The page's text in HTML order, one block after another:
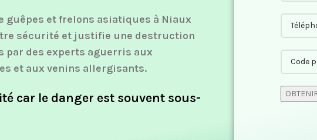
guêpes et frelons asiatiques à Niaux
sécurité et justifie une destruction
par des experts aguerris aux
et aux venins allergisants.
car le danger est souvent sous-